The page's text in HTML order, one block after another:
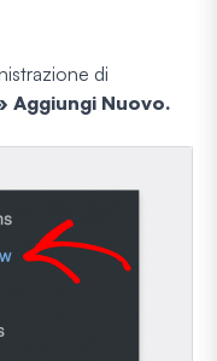
di
Aggiungi Nuovo.